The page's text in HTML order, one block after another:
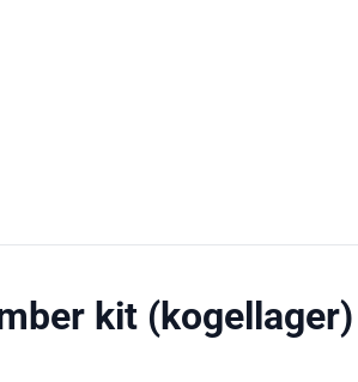
kit (kogellager)